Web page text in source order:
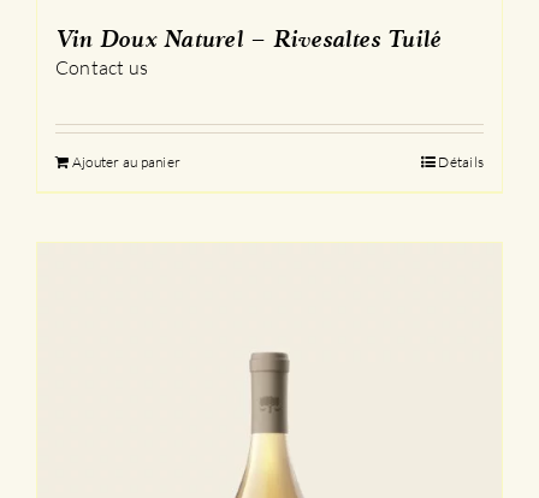
Vin Doux Naturel – Rivesaltes Tuilé
Contact us
Ajouter au panier Détails